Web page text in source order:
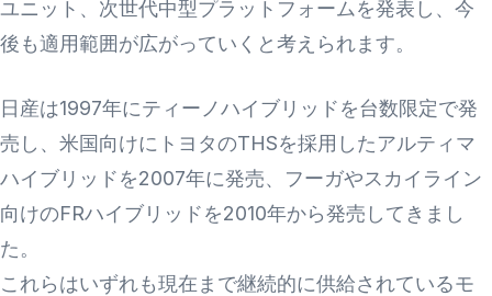
ユニット、次世代中型プラットフォームを発表し、今
後も適用範囲が広がっていくと考えられます。
日産は1997年にティーノハイブリッドを台数限定で発
売し、米国向けにトヨタのTHSを採用したアルティマ
ハイブリッドを2007年に発売、フーガやスカイライン
向けのFRハイブリッドを2010年から発売してきまし
た。
これらはいずれも現在まで継続的に供給されているモ